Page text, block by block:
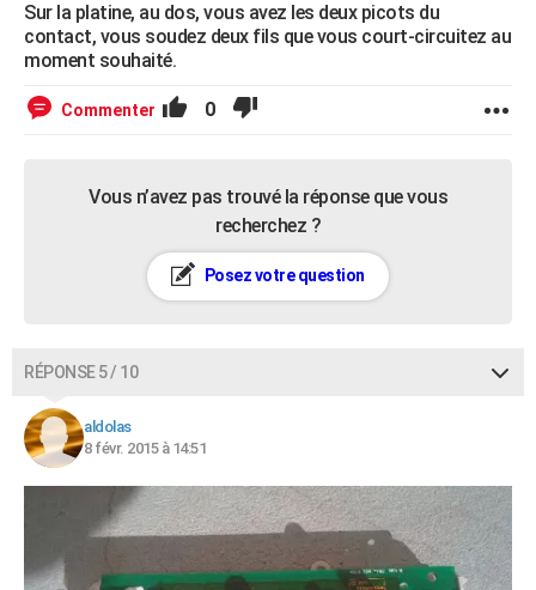
Sur la platine, au dos, vous avez les deux picots du
contact, vous soudez deux fils que vous court-circuitez au
moment souhaité.
Commenter 0
Vous n’avez pas trouvé la réponse que vous
recherchez ?
Posez votre question
RÉPONSE 5 / 10
aldolas
8 févr. 2015 à 14:51